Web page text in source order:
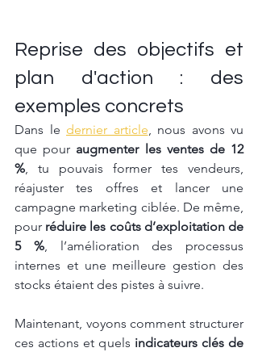
Reprise des objectifs et
plan d'action : des
exemples concrets
Dans le dernier article, nous avons vu
que pour augmenter les ventes de 12
%, tu pouvais former tes vendeurs,
réajuster tes offres et lancer une
campagne marketing ciblée. De même,
pour réduire les coûts d’exploitation de
5 %, l’amélioration des processus
internes et une meilleure gestion des
stocks étaient des pistes à suivre.
Maintenant, voyons comment structurer
ces actions et quels indicateurs clés de